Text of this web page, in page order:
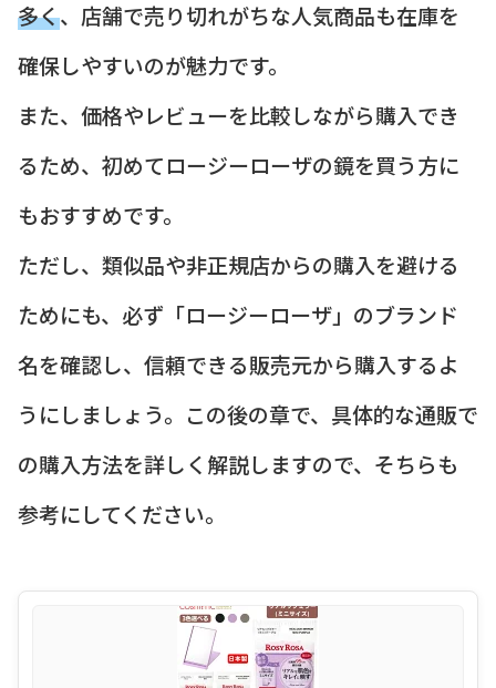
多く、店舗で売り切れがちな人気商品も在庫を
確保しやすいのが魅力です。
また、価格やレビューを比較しながら購入でき
るため、初めてロージーローザの鏡を買う方に
もおすすめです。
ただし、類似品や非正規店からの購入を避ける
ためにも、必ず「ロージーローザ」のブランド
名を確認し、信頼できる販売元から購入するよ
うにしましょう。この後の章で、具体的な通販で
の購入方法を詳しく解説しますので、そちらも
参考にしてください。